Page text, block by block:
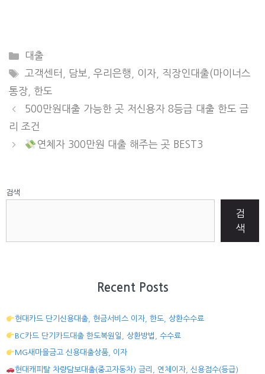
CATEGORIES
대출
TAGS
고객센터 담보 ,우리은행 이자
직장인대출(마이너스
통장
한도
500만원대출 가능한 곳 저신용자 8등급 대출 한도 금
리 조건
연체자 300만원 대출 해주는 곳 BEST3
검색
검
색
Recent Posts
현대카드 단기신용대출, 현금서비스 이자, 한도, 상환수수료
BC카드 단기카드대출 한도복원일, 상환방법, 수수료
MG새마을금고 신용대출상품, 이자
현대캐피탈 차량담보대출(중고자동차) 금리, 연체이자, 신용점수(등급)